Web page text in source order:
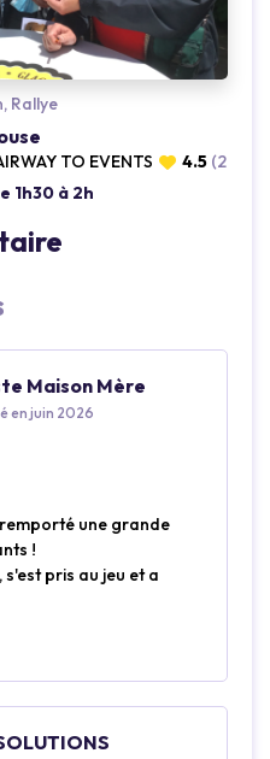
Rallye
TO EVENTS 4.5 (2 avis)
1h30 à 2h
Maison Mère
en juin 2026
une grande
!
pris au jeu et a